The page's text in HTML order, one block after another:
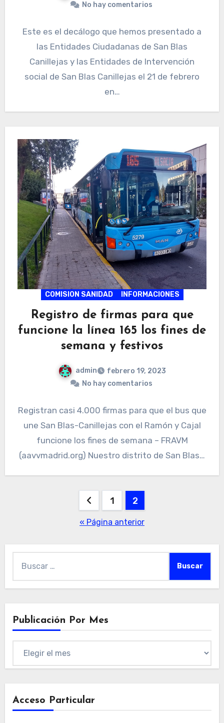
No hay comentarios
Este es el decálogo que hemos presentado a
las Entidades Ciudadanas de San Blas
Canillejas y las Entidades de Intervención
social de San Blas Canillejas el 21 de febrero
en…
COMISION SANIDAD INFORMACIONES
Registro de firmas para que
funcione la línea 165 los fines de
semana y festivos
admin
febrero 19, 2023
No hay comentarios
Registran casi 4.000 firmas para que el bus que
une San Blas-Canillejas con el Ramón y Cajal
funcione los fines de semana – FRAVM
(aavvmadrid.org) Nuestro distrito de San Blas…
Paginación
1 2
« Página anterior
Publicación Por Mes
Acceso Particular